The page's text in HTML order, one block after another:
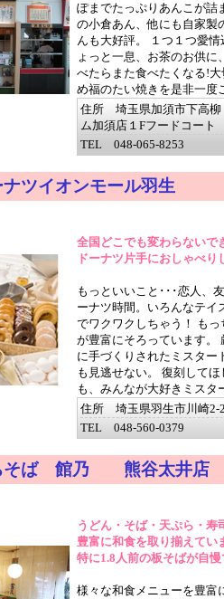
ぽまでたっぷりあんこが詰
の小倉あん、他にも自家製
んも大好評。 １つ１つ愛
ょっと一息、お茶のお供
べたらまた食べたくなる!
め福のたい焼きを是非一度
住所 埼玉県加須市下高
ム加須店１Fフードコート
TEL 048-065-8253
ナツイオンモール羽生
全国どこでも変わらないで
ドーナツ片手におしゃべり
もっといいこと･･･恋人、
ーナツ時間。いろんなテイ
でワクワクしちゃう！ も
が豊富にそろっています。
に手づくりされたミスター
も見逃せない。 復刻して
も、みんなが大好きミスタ
住所 埼玉県羽生市川崎2-
TEL 048-560-0379
そば 館乃 熊谷太井店
うどん・そば・天ぷら・寿
豊富に和食を取り揃えてい
特に1.8人前の板そばが自慢
様々な和食メニューを豊富